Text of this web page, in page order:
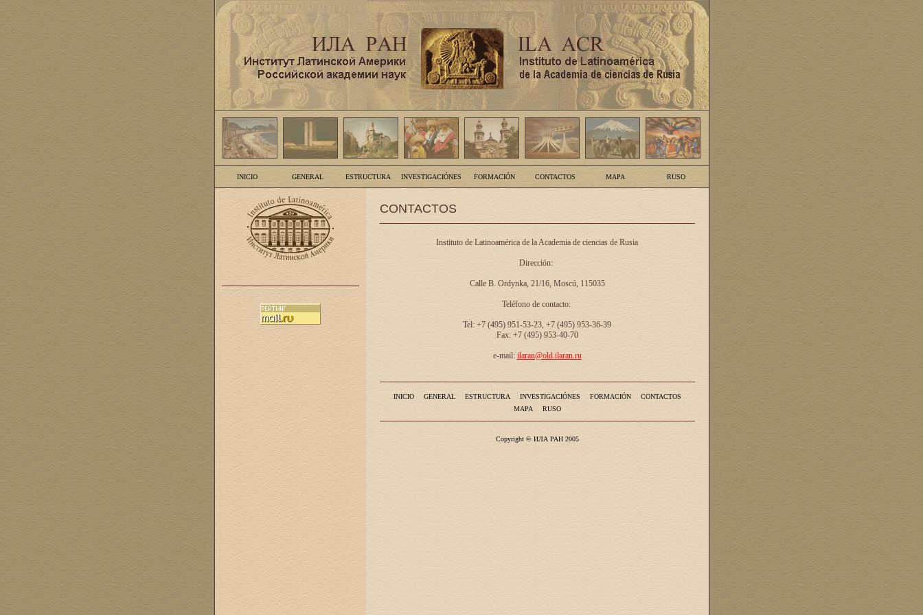
INICIO GENERAL ESTRUCTURA INVESTIGACIÓNES FORMACIÓN CONTACTOS MAPA RUSO
CONTACTOS
Instituto de Latinoamérica de la Academia de ciencias de Rusia
Dirección:
Calle B. Ordynka, 21/16, Moscú, 115035
Teléfono de contacto:
Tel: +7 (495) 951-53-23, +7 (495) 953-36-39
Fax: +7 (495) 953-40-70
e-mail: ilaran@old.ilaran.ru
INICIO GENERAL ESTRUCTURA INVESTIGACIÓNES FORMACIÓN
CONTACTOS
MAPA
RUSO
Copyright © ИЛА РАН 2005